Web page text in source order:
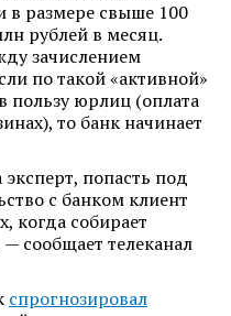
размере свыше 100
рублей в месяц.
зачислением
по такой «активной»
пользу юрлиц (оплата
то банк начинает
попасть под
с банком клиент
когда собирает
сообщает телеканал
спрогнозировал